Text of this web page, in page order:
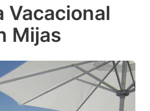
Vacacional
Mijas